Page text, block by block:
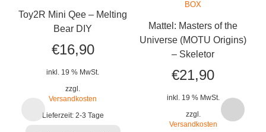
Toy2R Mini Qee – Melting
Bear DIY
€16,90
inkl. 19 % MwSt.
zzgl.
Versandkosten
Lieferzeit: 2-3 Tage
Mattel: Masters of the
Universe (MOTU Origins)
– Skeletor
€21,90
inkl. 19 % MwSt.
zzgl.
Versandkosten